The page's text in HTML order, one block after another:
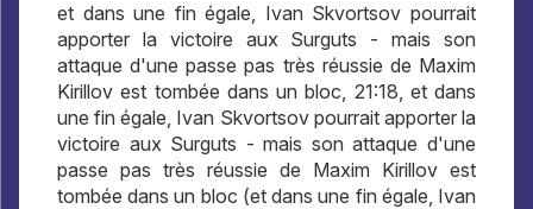
et dans une fin égale, Ivan Skvortsov pourrait
apporter la victoire aux Surguts - mais son
attaque d'une passe pas très réussie de Maxim
Kirillov est tombée dans un bloc, 21:18, et dans
une fin égale, Ivan Skvortsov pourrait apporter la
victoire aux Surguts - mais son attaque d'une
passe pas très réussie de Maxim Kirillov est
tombée dans un bloc (et dans une fin égale, Ivan